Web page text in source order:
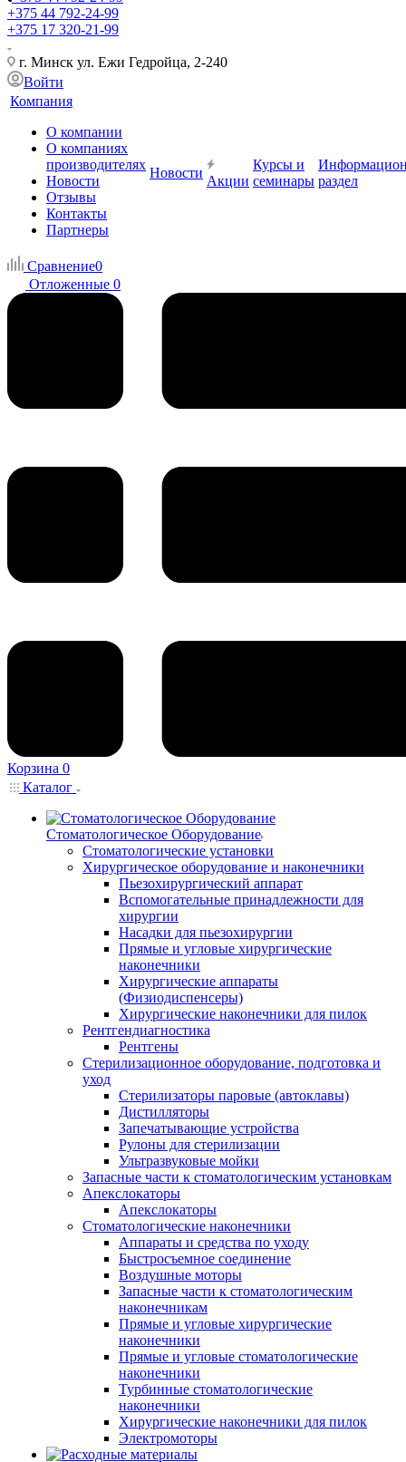
+375 44 792-24-99
+375 17 320-21-99
г. Минск ул. Ежи Гедройца, 2-240
Войти
Компания
О компании
О компаниях
производителях
Новости
Отзывы
Контакты
Партнеры
Новости
Акции
Курсы и
семинары раздел
Сравнение0
Отложенные 0
Корзина 0
Каталог
Стоматологическое Оборудование
Стоматологические установки
Хирургическое оборудование и наконечники
Пьезохирургический аппарат
Вспомогательные принадлежности для
хирургии
Насадки для пьезохирургии
Прямые и угловые хирургические
наконечники
Хирургические аппараты
(Физиодиспенсеры)
Хирургические наконечники для пилок
Рентгендиагностика
Рентгены
Стерилизационное оборудование, подготовка и
уход
Стерилизаторы паровые (автоклавы)
Дистилляторы
Запечатывающие устройства
Рулоны для стерилизации
Ультразвуковые мойки
Запасные части к стоматологическим установкам
Апекслокаторы
Апекслокаторы
Стоматологические наконечники
Аппараты и средства по уходу
Быстросъемное соединение
Воздушные моторы
Запасные части к стоматологическим
наконечникам
Прямые и угловые хирургические
наконечники
Прямые и угловые стоматологические
наконечники
Турбинные стоматологические
наконечники
Хирургические наконечники для пилок
Электромоторы